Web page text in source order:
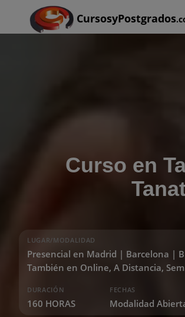
CursosyPostgrados
Curso en
LUGAR/MODALIDAD
Presencial en Madrid | Barcelona |
También en Online, A Distancia,
DURACIÓN
160 HORAS
FECHAS
Modalidad